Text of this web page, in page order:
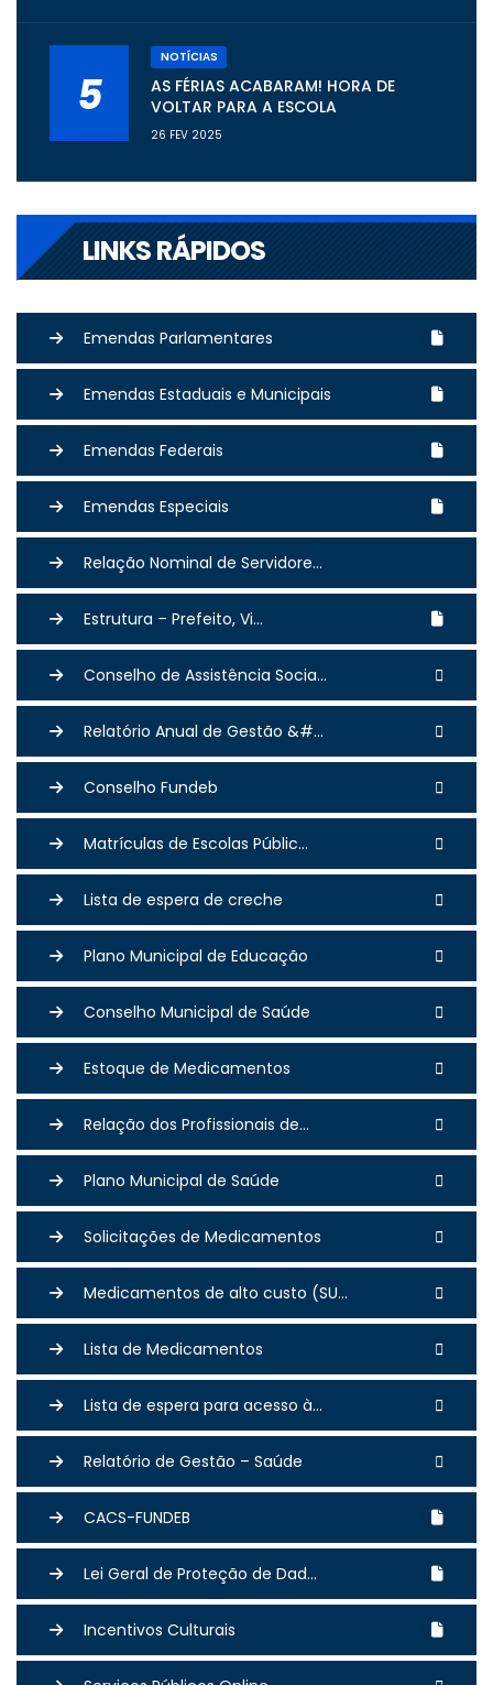
5
NOTÍCIAS
AS FÉRIAS ACABARAM! HORA DE
VOLTAR PARA A ESCOLA
26 FEV 2025
LINKS RÁPIDOS
Emendas Parlamentares
Emendas Estaduais e Municipais
Emendas Federais
Emendas Especiais
Relação Nominal de Servidore...
Estrutura – Prefeito, Vi...
Conselho de Assistência Socia...
Relatório Anual de Gestão &#...
Conselho Fundeb
Matrículas de Escolas Públic...
Lista de espera de creche
Plano Municipal de Educação
Conselho Municipal de Saúde
Estoque de Medicamentos
Relação dos Profissionais de...
Plano Municipal de Saúde
Solicitações de Medicamentos
Medicamentos de alto custo (SU...
Lista de Medicamentos
Lista de espera para acesso à...
Relatório de Gestão – Saúde
CACS-FUNDEB
Lei Geral de Proteção de Dad...
Incentivos Culturais